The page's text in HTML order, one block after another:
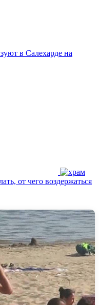
в Салехарде на
от чего воздержаться